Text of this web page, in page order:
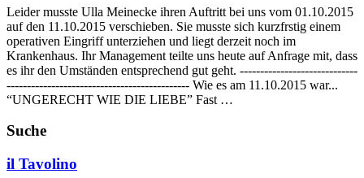
Leider musste Ulla Meinecke ihren Auftritt bei uns vom 01.10.2015
auf den 11.10.2015 verschieben. Sie musste sich kurzfrstig einem
operativen Eingriff unterziehen und liegt derzeit noch im
Krankenhaus. Ihr Management teilte uns heute auf Anfrage mit, dass
es ihr den Umständen entsprechend gut geht. -----------------------------
--------------------------------------------- Wie es am 11.10.2015 war...
“UNGERECHT WIE DIE LIEBE” Fast …
Suche
il Tavolino